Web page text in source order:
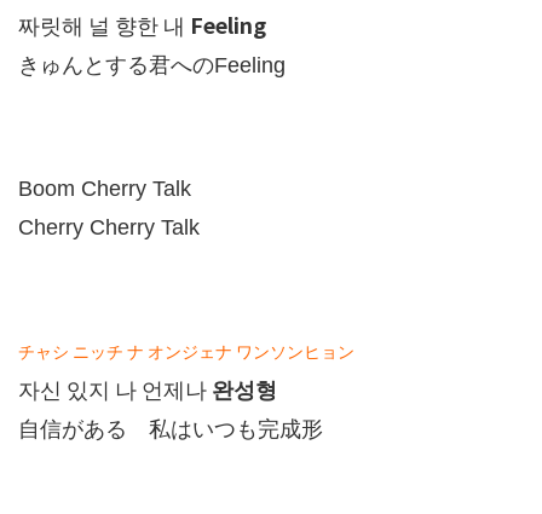
짜릿해 널 향한 내 Feeling
きゅんとする君へのFeeling
Boom Cherry Talk
Cherry Cherry Talk
チャシ ニッチ ナ オンジェナ ワンソンヒョン
자신 있지 나 언제나 완성형
自信がある 私はいつも完成形